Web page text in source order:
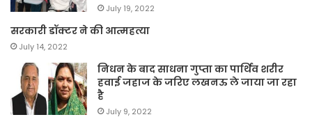
July 19, 2022
सरकारी डॉक्टर ने की आत्महत्या
July 14, 2022
निधन के बाद साधना गुप्ता का पार्थिव शरीर
हवाई जहाज के जरिए लखनऊ ले जाया जा रहा
है
July 9, 2022